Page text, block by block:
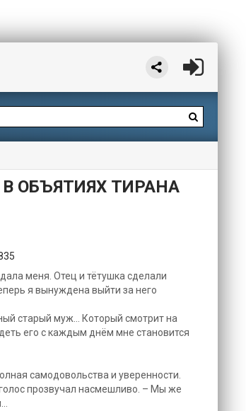
ОБЪЯТИЯХ ТИРАНА
меня. Отец и тётушка сделали
я вынуждена выйти за него
старый муж… Который смотрит на
его с каждым днём мне становится
самодовольства и уверенности.
прозвучал насмешливо. – Мы же